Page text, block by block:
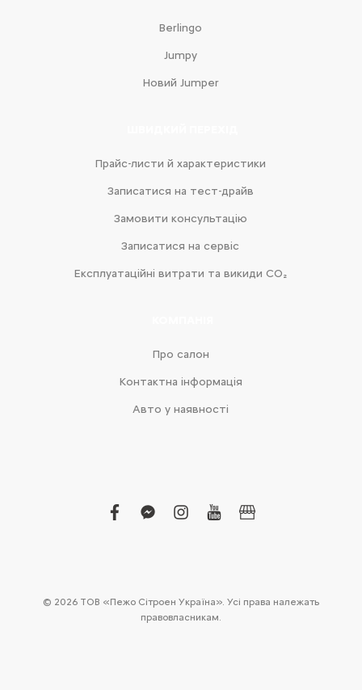
Berlingo
Jumpy
Новий Jumper
Прайс-листи й характеристики
Записатися на тест-драйв
Замовити консультацію
Записатися на сервіс
Експлуатаційні витрати та викиди CO₂
Про салон
Контактна інформація
Авто у наявності
facebook
facebook-
instagram
youtubebusiness
© 2026 ТОВ «Пежо Сітроен Україна». Усі права належать
правовласникам.